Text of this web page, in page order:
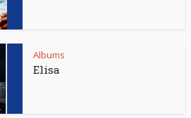
Albums
Elisa